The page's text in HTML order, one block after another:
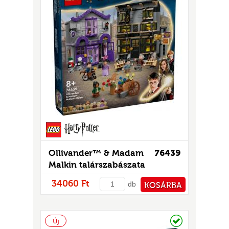
76439
Ollivander™ & Madam
Malkin talárszabászata
34060 Ft db KOSÁRBA
Új